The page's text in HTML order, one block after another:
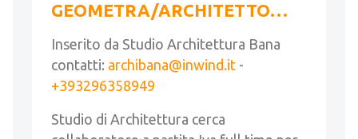
GEOMETRA/ARCHITETTO
Inserito da Studio Architettura Bana
contatti: archibana@inwind.it -
+393296358949
Studio di Architettura cerca